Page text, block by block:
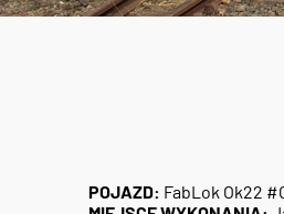
POJAZD: FabLok Ok22